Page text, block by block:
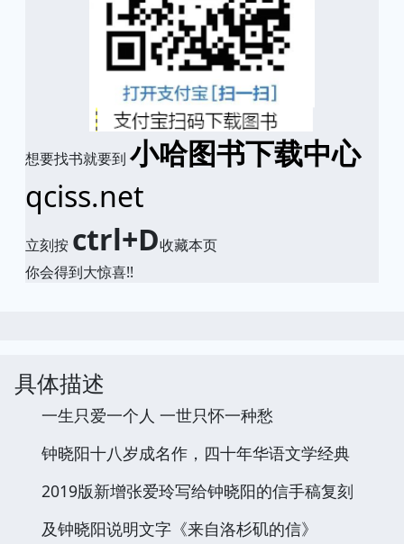
想要找书就要到 小哈图书下载中心
qciss.net
立刻按 ctrl+D收藏本页
你会得到大惊喜!!
具体描述
一生只爱一个人 一世只怀一种愁
钟晓阳十八岁成名作，四十年华语文学经典
2019版新增张爱玲写给钟晓阳的信手稿复刻
及钟晓阳说明文字《来自洛杉矶的信》